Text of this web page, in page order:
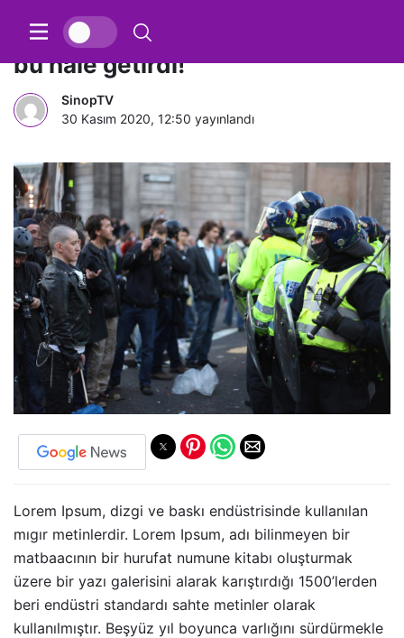
400 bin lira değerindeki aracını
bu hale getirdi!
SinopTV
30 Kasım 2020, 12:50 yayınlandı
Lorem Ipsum, dizgi ve baskı endüstrisinde kullanılan
mıgır metinlerdir. Lorem Ipsum, adı bilinmeyen bir
matbaacının bir hurufat numune kitabı oluşturmak
üzere bir yazı galerisini alarak karıştırdığı 1500’lerden
beri endüstri standardı sahte metinler olarak
kullanılmıştır. Beşyüz yıl boyunca varlığını sürdürmekle